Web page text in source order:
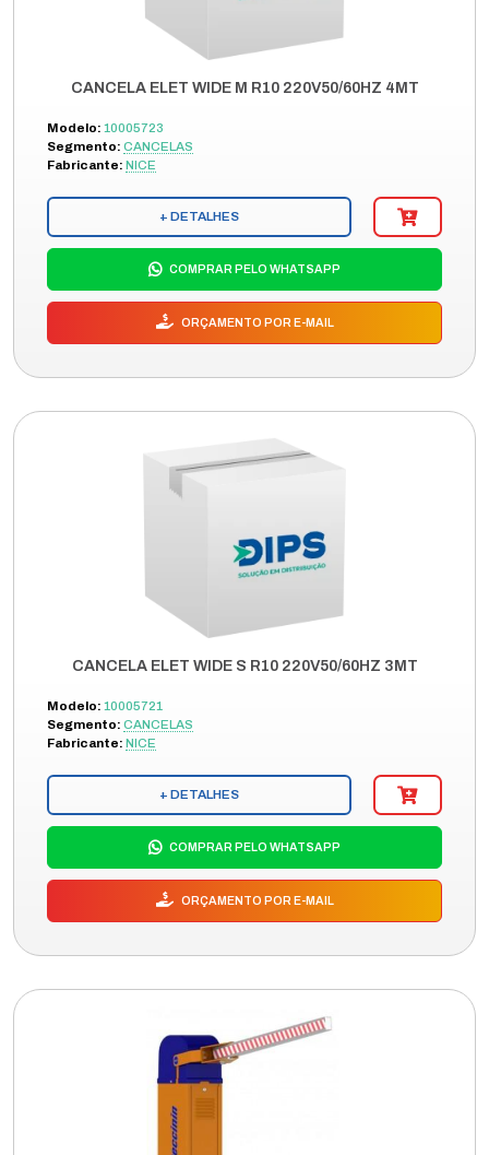
CANCELA ELET WIDE M R10 220V50/60HZ 4MT
Modelo: 10005723
Segmento: CANCELAS
Fabricante: NICE
+ DETALHES
COMPRAR PELO WHATSAPP
ORÇAMENTO POR E-MAIL
CANCELA ELET WIDE S R10 220V50/60HZ 3MT
Modelo: 10005721
Segmento: CANCELAS
Fabricante: NICE
+ DETALHES
COMPRAR PELO WHATSAPP
ORÇAMENTO POR E-MAIL